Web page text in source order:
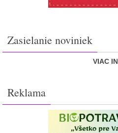
Zasielanie noviniek
VIAC
Reklama